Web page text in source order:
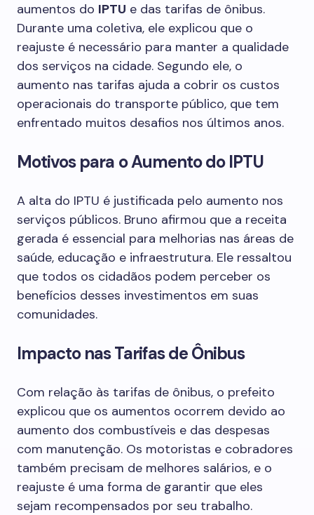
aumentos do IPTU e das tarifas de ônibus.
Durante uma coletiva, ele explicou que o
reajuste é necessário para manter a qualidade
dos serviços na cidade. Segundo ele, o
aumento nas tarifas ajuda a cobrir os custos
operacionais do transporte público, que tem
enfrentado muitos desafios nos últimos anos.
Motivos para o Aumento do IPTU
A alta do IPTU é justificada pelo aumento nos
serviços públicos. Bruno afirmou que a receita
gerada é essencial para melhorias nas áreas de
saúde, educação e infraestrutura. Ele ressaltou
que todos os cidadãos podem perceber os
benefícios desses investimentos em suas
comunidades.
Impacto nas Tarifas de Ônibus
Com relação às tarifas de ônibus, o prefeito
explicou que os aumentos ocorrem devido ao
aumento dos combustíveis e das despesas
com manutenção. Os motoristas e cobradores
também precisam de melhores salários, e o
reajuste é uma forma de garantir que eles
sejam recompensados por seu trabalho.